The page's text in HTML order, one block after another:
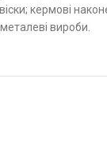
кермові
вироби.